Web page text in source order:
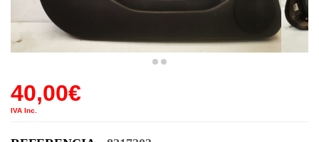
40,00€
IVA Inc.